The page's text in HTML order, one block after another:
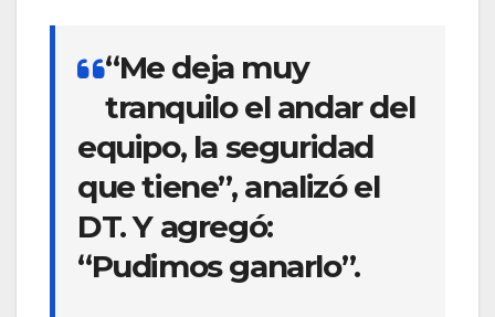
“Me deja muy
tranquilo el andar del
equipo, la seguridad
que tiene”, analizó el
DT. Y agregó:
“Pudimos ganarlo”.